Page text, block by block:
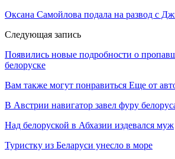
Оксана Самойлова подала на развод с
Следующая запись
Появились новые подробности о
белоруске
Вам также могут понравиться Еще от
В Австрии навигатор завел фуру
Над белоруской в Абхазии издевался муж
Туристку из Беларуси унесло в море